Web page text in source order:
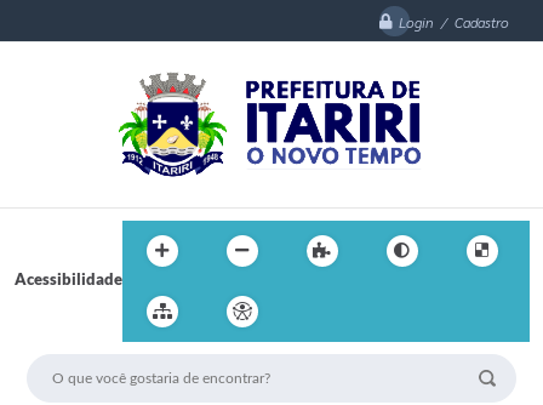
Login / Cadastro
Acessibilidade